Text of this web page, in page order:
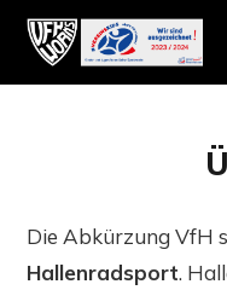
Die Abkürzung VfH
Hallenradsport.